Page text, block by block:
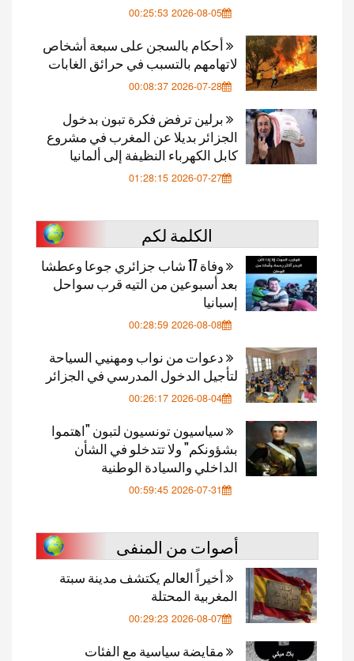
2026-08-05 00:25:53
أحكام بالسجن على سبعة أشخاص
لاتهامهم بالتسبب في حرائق الغابات
2026-07-28 00:08:37
برلين ترفض فكرة تبون بدخول
الجزائر بديلا عن المغرب في مشروع
كابل الكهرباء النظيفة إلى ألمانيا
2026-07-27 01:28:15
الكلمة لكم
وفاة 17 شاب جزائري جوعا وعطشا
بعد أسبوعين من التيه قرب سواحل
إسبانيا
2026-08-08 00:28:59
دعوات من نواب ومهنيي السياحة
لتأجيل الدخول المدرسي في الجزائر
2026-08-04 00:26:17
سياسيون تونسيون لتبون "اهتموا
بشؤونكم" ولا تتدخلو في الشأن
الداخلي والسيادة الوطنية
2026-07-31 00:59:45
أصوات من المنفى
أخيراً العالم يكتشف مدينة سبتة
المغربية المحتلة
2026-08-07 00:29:23
مقايضة سياسية مع الفئات